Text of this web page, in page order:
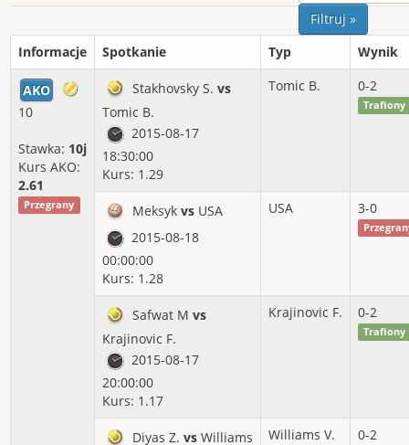
Informacje Spotkanie Typ Wynik
AKO
10
Stawka: 10j
Kurs AKO:
2.61
Przegrany
Stakhovsky S. vs
Tomic B.
2015-08-17
18:30:00
Kurs: 1.29
Tomic B. 0-2
Trafiony
Meksyk vs USA
2015-08-18
00:00:00
Kurs: 1.28
USA 3-0
Safwat M vs
Krajinovic F.
2015-08-17
20:00:00
Kurs: 1.17
Krajinovic F. 0-2
Trafiony
Diyas Z. vs Williams Williams V. 0-2